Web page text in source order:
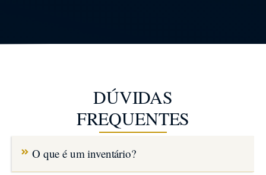
DÚVIDAS
FREQUENTES
O que é um inventário?